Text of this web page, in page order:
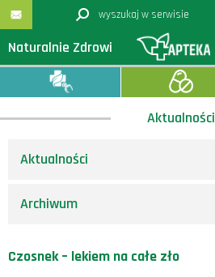
Naturalnie Zdrowi
Aktualności
Aktualności
Archiwum
Czosnek – lekiem na całe zło